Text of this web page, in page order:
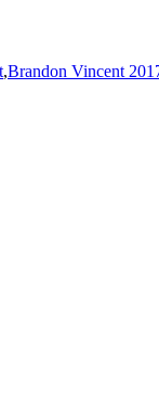
,Brandon Vincent